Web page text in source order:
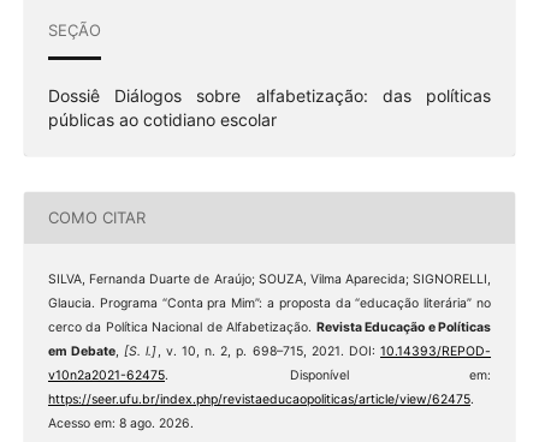
SEÇÃO
Dossiê Diálogos sobre alfabetização: das políticas
públicas ao cotidiano escolar
COMO CITAR
SILVA, Fernanda Duarte de Araújo; SOUZA, Vilma Aparecida; SIGNORELLI,
Glaucia. Programa “Conta pra Mim”: a proposta da “educação literária” no
cerco da Política Nacional de Alfabetização. Revista Educação e Políticas
em Debate,[S. l.], v. 10, n. 2, p. 698–715, 2021. DOI:10.14393/REPOD-
v10n2a2021-62475. Disponível em:
https://seer.ufu.br/index.php/revistaeducaopoliticas/article/view/62475.
Acesso em: 8 ago. 2026.